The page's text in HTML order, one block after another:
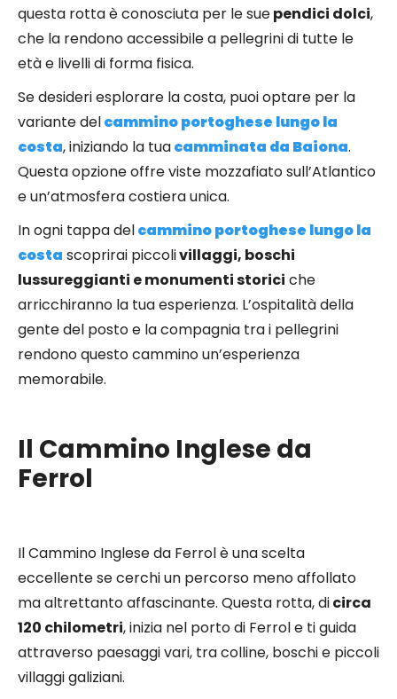
questa rotta è conosciuta per le suependici dolci,
che la rendono accessibile a pellegrini di tutte le
età e livelli di forma fisica.
Se desideri esplorare la costa, puoi optare per la
variante delcammino portoghese lungo la
costa, iniziando la tuacamminata da Baiona.
Questa opzione offre viste mozzafiato sull’Atlantico
e un’atmosfera costiera unica.
In ogni tappa delcammino portoghese lungo la
costa scoprirai piccolivillaggi, boschi
lussureggianti e monumenti storici che
arricchiranno la tua esperienza. L’ospitalità della
gente del posto e la compagnia tra i pellegrini
rendono questo cammino un’esperienza
memorabile.
Il Cammino Inglese da
Ferrol
Il Cammino Inglese da Ferrol è una scelta
eccellente se cerchi un percorso meno affollato
ma altrettanto affascinante. Questa rotta, dicirca
120 chilometri, inizia nel porto di Ferrol e ti guida
attraverso paesaggi vari, tra colline, boschi e piccoli
villaggi galiziani.